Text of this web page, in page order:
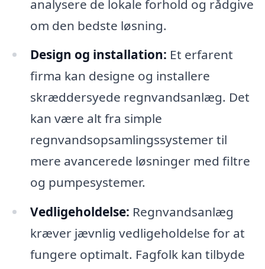
analysere de lokale forhold og rådgive
om den bedste løsning.
Design og installation: Et erfarent
firma kan designe og installere
skræddersyede regnvandsanlæg. Det
kan være alt fra simple
regnvandsopsamlingssystemer til
mere avancerede løsninger med filtre
og pumpesystemer.
Vedligeholdelse: Regnvandsanlæg
kræver jævnlig vedligeholdelse for at
fungere optimalt. Fagfolk kan tilbyde